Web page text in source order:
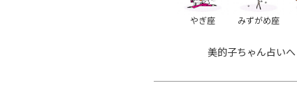
やぎ座 みずがめ座
美的子ちゃん占いへ